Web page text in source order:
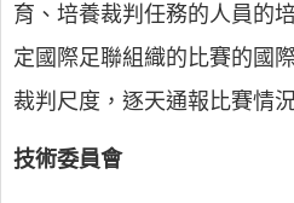
育、培養裁判任務的人員的
定國際足聯組織的比賽的國
裁判尺度，逐天通報比賽情況
技術委員會